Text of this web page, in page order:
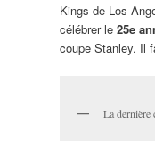
Kings de Los
célébrer le 25e
coupe Stanley. Il
La dernière